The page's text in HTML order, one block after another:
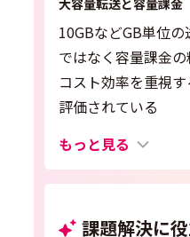
大容量転送と容量課金
10GBなどGB単位
ではなく容量課金の
コスト効率を重視
評価されている
もっと見る
課題解決に